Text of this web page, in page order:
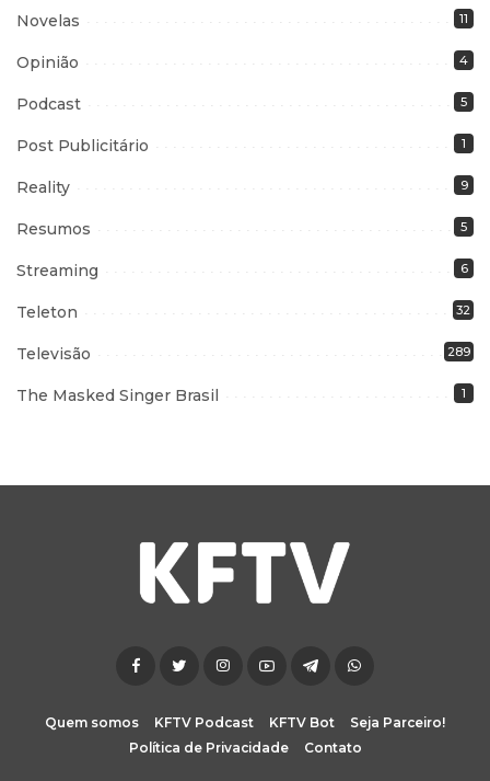
Novelas 11
Opinião 4
Podcast 5
Post Publicitário 1
Reality 9
Resumos 5
Streaming 6
Teleton 32
Televisão 289
The Masked Singer Brasil 1
Quem somos KFTV Podcast KFTV Bot
Seja Parceiro!
Política de Privacidade
Contato